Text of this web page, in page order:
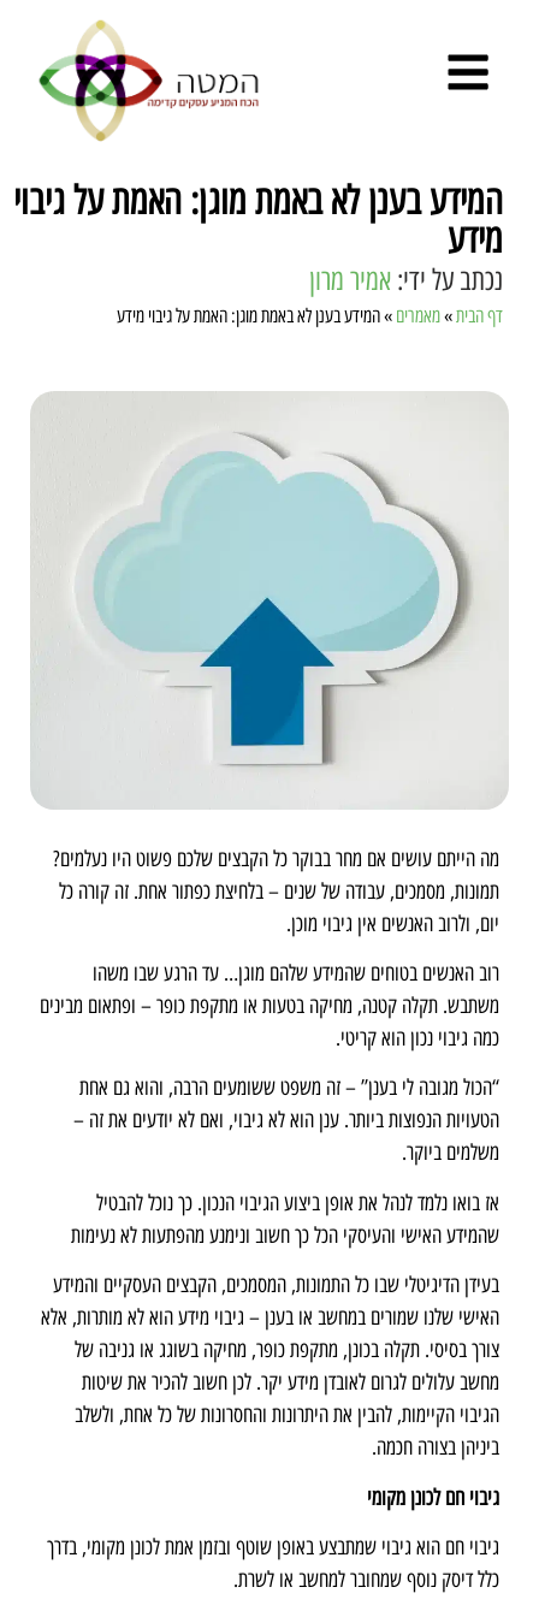
המידע בענן לא באמת מוגן: האמת על גיבוי
מידע
נכתב על ידי: אמיר מרון
דף הבית»מאמרים »המידע בענן לא באמת מוגן: האמת על גיבוי מידע
מה הייתם עושים אם מחר בבוקר כל הקבצים שלכם פשוט היו נעלמים?
תמונות, מסמכים, עבודה של שנים – בלחיצת כפתור אחת. זה קורה כל
יום, ולרוב האנשים אין גיבוי מוכן.
רוב האנשים בטוחים שהמידע שלהם מוגן… עד הרגע שבו משהו
משתבש. תקלה קטנה, מחיקה בטעות או מתקפת כופר – ופתאום מבינים
כמה גיבוי נכון הוא קריטי.
“הכול מגובה לי בענן” – זה משפט ששומעים הרבה, והוא גם אחת
הטעויות הנפוצות ביותר. ענן הוא לא גיבוי, ואם לא יודעים את זה –
משלמים ביוקר.
אז בואו נלמד לנהל את אופן ביצוע הגיבוי הנכון. כך נוכל להבטיל
שהמידע האישי והעיסקי הכל כך חשוב ונימנע מהפתעות לא נעימות
בעידן הדיגיטלי שבו כל התמונות, המסמכים, הקבצים העסקיים והמידע
האישי שלנו שמורים במחשב או בענן – גיבוי מידע הוא לא מותרות, אלא
צורך בסיסי. תקלה בכונן, מתקפת כופר, מחיקה בשוגג או גניבה של
מחשב עלולים לגרום לאובדן מידע יקר. לכן חשוב להכיר את שיטות
הגיבוי הקיימות, להבין את היתרונות והחסרונות של כל אחת, ולשלב
ביניהן בצורה חכמה.
גיבוי חם לכונן מקומי
גיבוי חם הוא גיבוי שמתבצע באופן שוטף ובזמן אמת לכונן מקומי, בדרך
כלל דיסק נוסף שמחובר למחשב או לשרת.